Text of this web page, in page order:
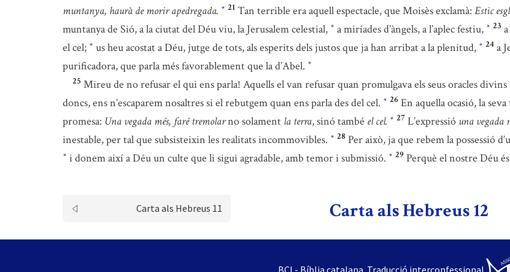
muntanya, haurà de morir apedregada. * 21 Tan terrible era aquell espectacle, que Moisès exclamà: Estic
muntanya de Sió, a la ciutat del Déu viu, la Jerusalem celestial, * a miríades d’àngels, a l’aplec festiu, * 23
el cel; * us heu acostat a Déu, jutge de tots, als esperits dels justos que ja han arribat a la plenitud, * 24 a
purificadora, que parla més favorablement que la d’Abel. *
25 Mireu de no refusar el qui ens parla! Aquells el van refusar quan promulgava els seus oracles divins
doncs, ens n’escaparem nosaltres si el rebutgem quan ens parla des del cel. * 26 En aquella ocasió, la
promesa: Una vegada més, faré tremolarno solament la terra, sinó també el cel. * 27 L’expressió una vegada
inestable, per tal que subsisteixin les realitats incommovibles. * 28 Per això, ja que rebem la possessió
* i donem així a Déu un culte que li sigui agradable, amb temor i submissió. * 29 Perquè el nostre Déu
Carta als Hebreus 11 Carta als Hebreus 12
BCI - Bíblia catalana. Traducció interconfessional